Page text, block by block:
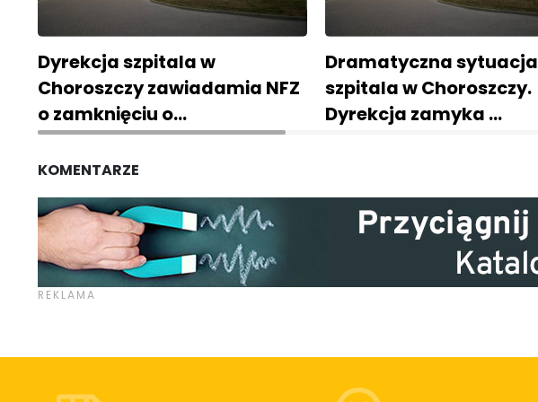
Dyrekcja szpitala w
Choroszczy zawiadamia NFZ
o zamknięciu o…
Dramatyczna sytuacja
szpitala w Choroszczy.
Dyrekcja zamyka …
KOMENTARZE